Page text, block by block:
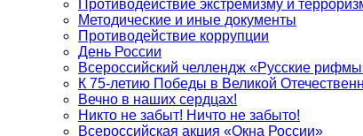
Противодействие экстремизму и
Методические и иные документы
Противодействие коррупции
День России
Всероссийский челлендж «Русские
К 75-летию Победы в Великой
Вечно в наших сердцах!
Никто не забыт! Ничто не забыто!
Всероссийская акция «Окна России»